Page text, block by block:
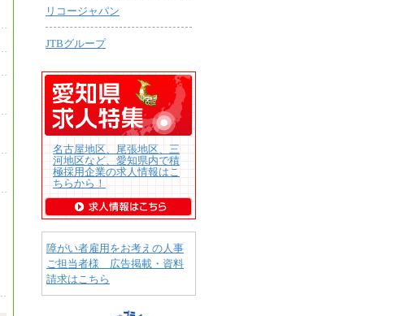
リコージャパン
JTBグループ
名古屋地区、尾張地区、三
河地区など、愛知県内で積
極採用企業の求人情報はこ
ちらから！
障がい者雇用をお考えの人事
ご担当者様 広告掲載・資料
請求はこちら